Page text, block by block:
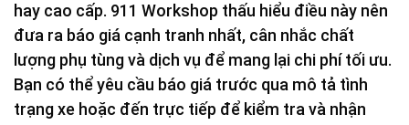
hay cao cấp. 911 Workshop thấu hiểu điều này nên
đưa ra báo giá cạnh tranh nhất, cân nhắc chất
lượng phụ tùng và dịch vụ để mang lại chi phí tối ưu.
Bạn có thể yêu cầu báo giá trước qua mô tả tình
trạng xe hoặc đến trực tiếp để kiểm tra và nhận